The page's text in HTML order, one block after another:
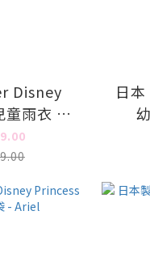
Disney
雨衣 -
日